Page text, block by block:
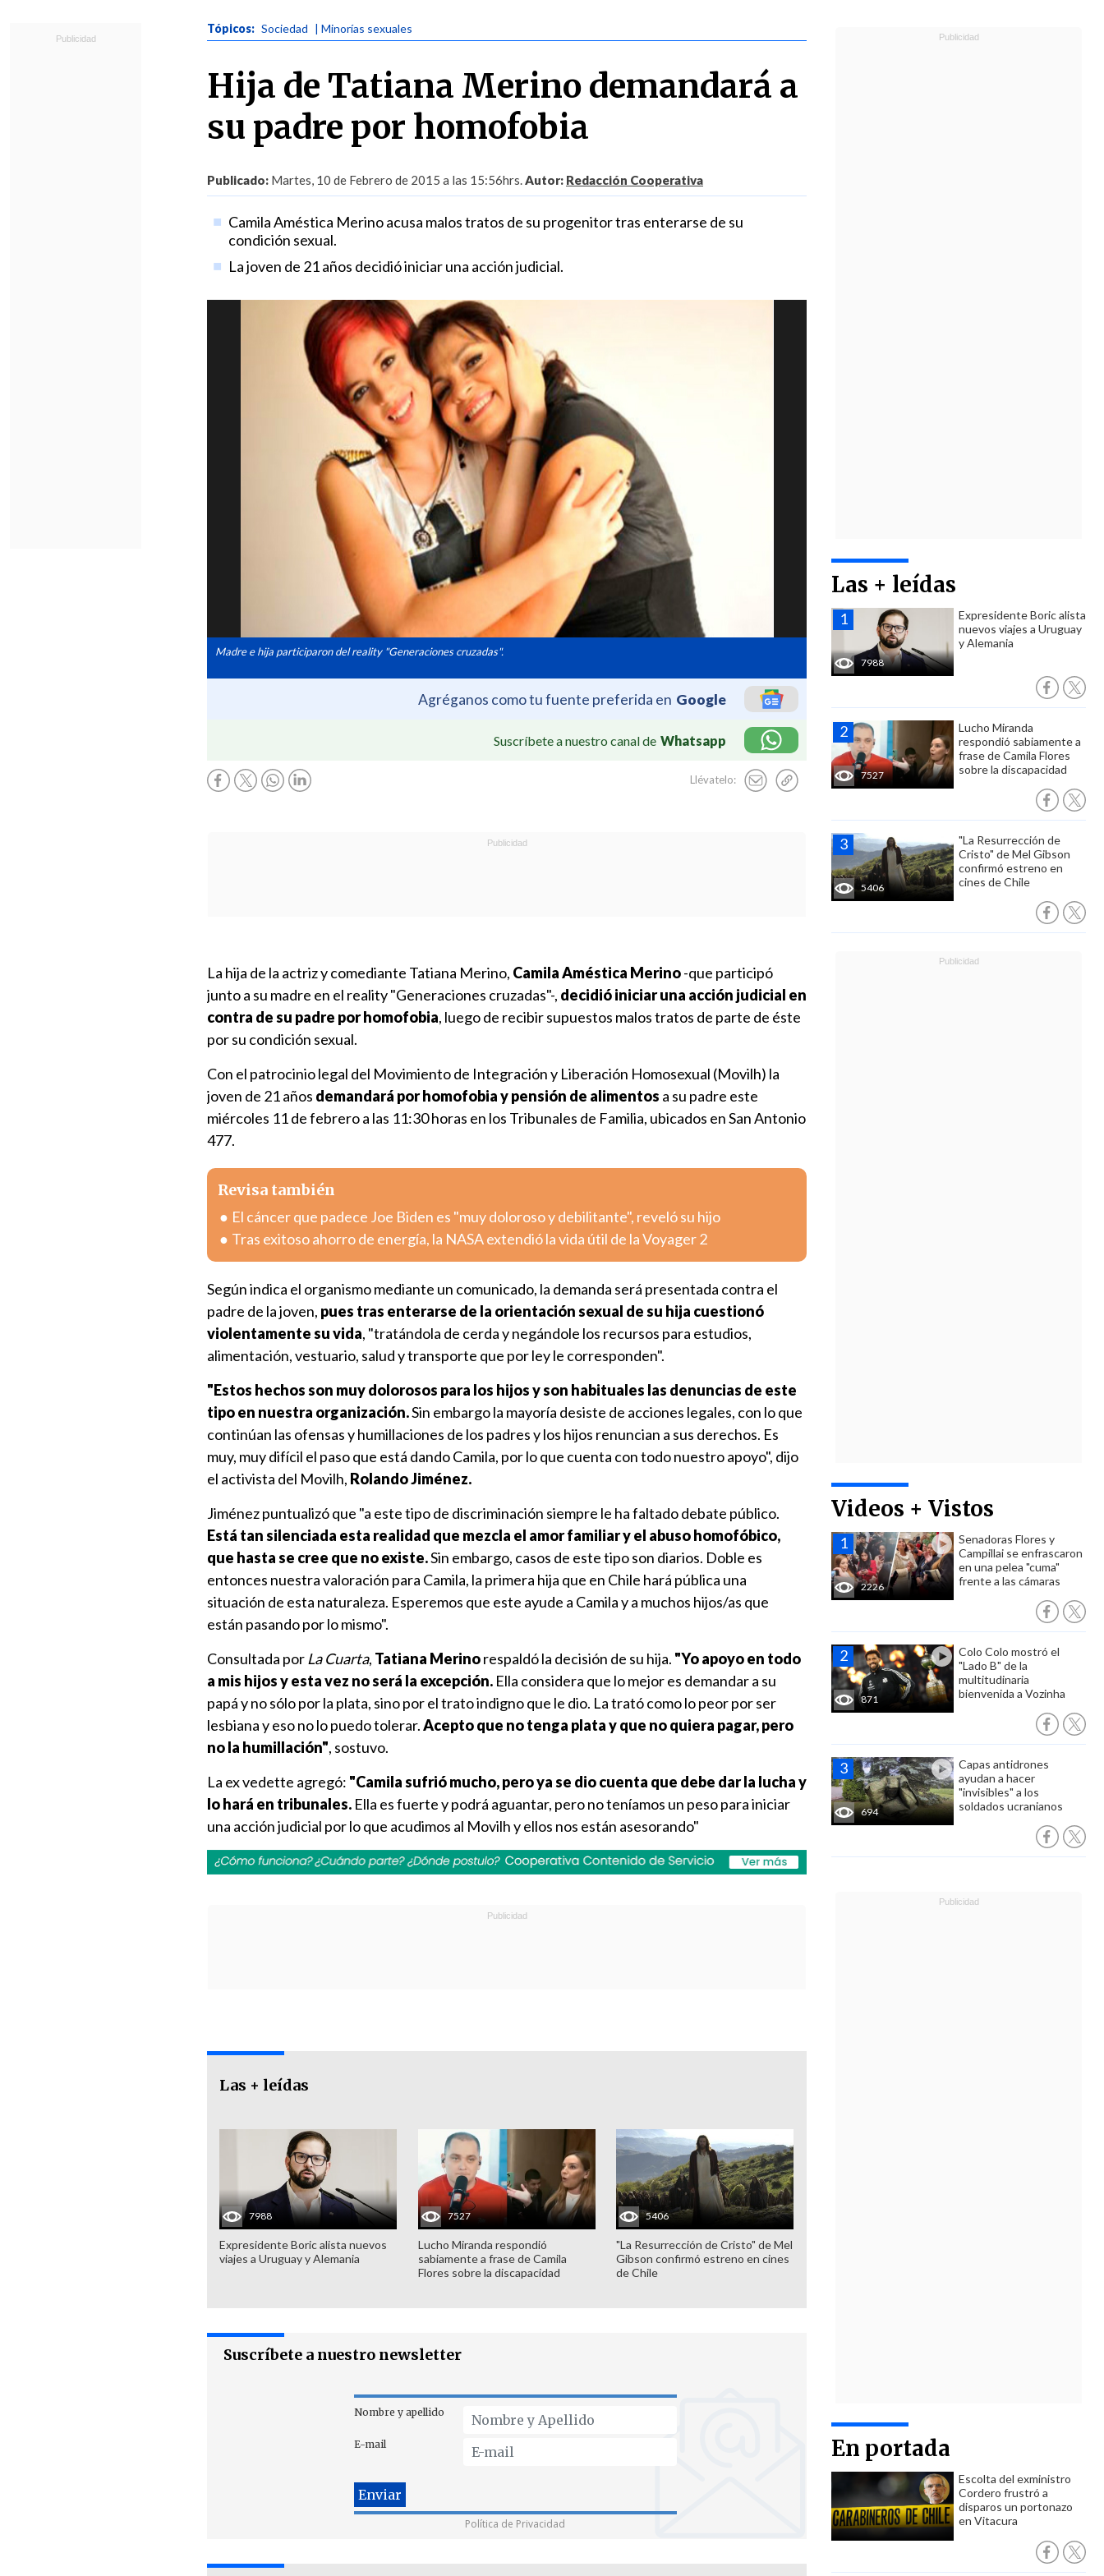
Tópicos: Sociedad | Minorías sexuales
Hija de Tatiana Merino demandará a
su padre por homofobia
Publicado: Martes, 10 de Febrero de 2015 a las 15:56hrs.Autor: Redacción Cooperativa
Camila Améstica Merino acusa malos tratos de su progenitor tras enterarse de su
condición sexual.
La joven de 21 años decidió iniciar una acción judicial.
Madre e hija participaron del reality "Generaciones cruzadas".
Agréganos como tu fuente preferida en Google
Suscríbete a nuestro canal de Whatsapp
Llévatelo:
Las + leídas
7988
Expresidente Boric alista
nuevos viajes a Uruguay
y Alemania
7527
Lucho Miranda
respondió sabiamente a
frase de Camila Flores
sobre la discapacidad
5406
"La Resurrección de
Cristo" de Mel Gibson
confirmó estreno en
cines de Chile
Videos + Vistos
2226
Senadoras Flores y
Campillai se enfrascaron
en una pelea "cuma"
frente a las cámaras
871
Colo Colo mostró el
"Lado B" de la
multitudinaria
bienvenida a Vozinha
694
Capas antidrones
ayudan a hacer
"invisibles" a los
soldados ucranianos
En portada
Escolta del exministro
Cordero frustró a
disparos un portonazo
en Vitacura
La hija de la actriz y comediante Tatiana Merino, Camila Améstica Merino-que participó
junto a su madre en el reality "Generaciones cruzadas"-, decidió iniciar una acción judicial en
contra de su padre por homofobia, luego de recibir supuestos malos tratos de parte de éste
por su condición sexual.
Con el patrocinio legal del Movimiento de Integración y Liberación Homosexual (Movilh) la
joven de 21 años demandará por homofobia y pensión de alimentos a su padre este
miércoles 11 de febrero a las 11:30 horas en los Tribunales de Familia, ubicados en San Antonio
477.
Revisa también
El cáncer que padece Joe Biden es "muy doloroso y debilitante", reveló su hijo
Tras exitoso ahorro de energía, la NASA extendió la vida útil de la Voyager 2
Según indica el organismo mediante un comunicado, la demanda será presentada contra el
padre de la joven, pues tras enterarse de la orientación sexual de su hija cuestionó
violentamente su vida, "tratándola de cerda y negándole los recursos para estudios,
alimentación, vestuario, salud y transporte que por ley le corresponden".
"Estos hechos son muy dolorosos para los hijos y son habituales las denuncias de este
tipo en nuestra organización.Sin embargo la mayoría desiste de acciones legales, con lo que
continúan las ofensas y humillaciones de los padres y los hijos renuncian a sus derechos. Es
muy, muy difícil el paso que está dando Camila, por lo que cuenta con todo nuestro apoyo", dijo
el activista del Movilh, Rolando Jiménez.
Jiménez puntualizó que "a este tipo de discriminación siempre le ha faltado debate público.
Está tan silenciada esta realidad que mezcla el amor familiar y el abuso homofóbico,
que hasta se cree que no existe.Sin embargo, casos de este tipo son diarios. Doble es
entonces nuestra valoración para Camila, la primera hija que en Chile hará pública una
situación de esta naturaleza. Esperemos que este ayude a Camila y a muchos hijos/as que
están pasando por lo mismo".
Consultada por La Cuarta, Tatiana Merinorespaldó la decisión de su hija. "Yo apoyo en todo
a mis hijos y esta vez no será la excepción. Ella considera que lo mejor es demandar a su
papá y no sólo por la plata, sino por el trato indigno que le dio. La trató como lo peor por ser
lesbiana y eso no lo puedo tolerar.Acepto que no tenga plata y que no quiera pagar, pero
no la humillación", sostuvo.
La ex vedette agregó: "Camila sufrió mucho, pero ya se dio cuenta que debe dar la lucha y
lo hará en tribunales. Ella es fuerte y podrá aguantar, pero no teníamos un peso para iniciar
una acción judicial por lo que acudimos al Movilh y ellos nos están asesorando"
Las + leídas
7988
Expresidente Boric alista nuevos
viajes a Uruguay y Alemania
7527
Lucho Miranda respondió
sabiamente a frase de Camila
Flores sobre la discapacidad
5406
"La Resurrección de Cristo" de Mel
Gibson confirmó estreno en cines
de Chile
Suscríbete a nuestro newsletter
Nombre y apellido
E-mail
Política de Privacidad